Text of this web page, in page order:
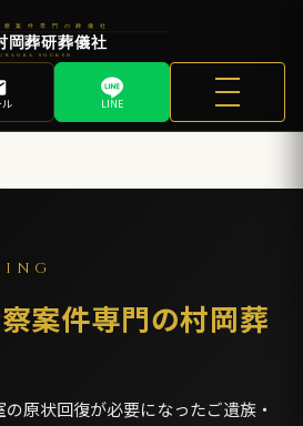
ル LINE
案件専門の村岡葬
原状回復が必要になったご遺族・